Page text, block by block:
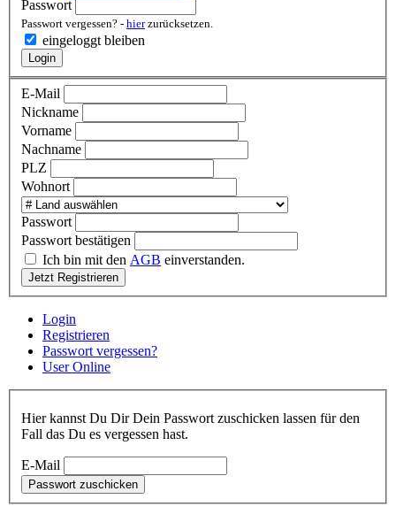
Passwort
Passwort vergessen? - hierzurücksetzen.
eingeloggt bleiben
Login
E-Mail
Nickname
Vorname
Nachname
PLZ
Wohnort
Passwort
Passwort bestätigen
Ich bin mit den AGB einverstanden.
Jetzt Registrieren
Login
Registrieren
Passwort vergessen?
User Online
Hier kannst Du Dir Dein Passwort zuschicken lassen für den
Fall das Du es vergessen hast.
E-Mail
Passwort zuschicken